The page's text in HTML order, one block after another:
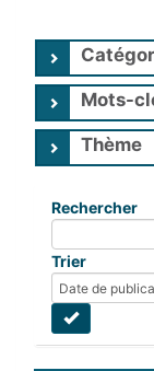
Mots-
Thème
Rechercher
Trier